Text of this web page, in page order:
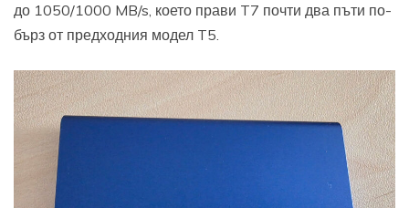
до 1050/1000 MB/s, което прави T7 почти два пъти по-
бърз от предходния модел T5.